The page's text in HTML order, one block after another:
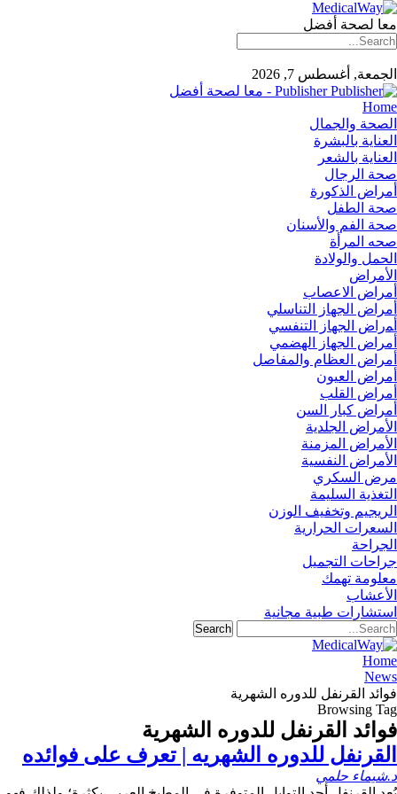
معا لصحة أفضل
الجمعة, أغسطس 7, 2026
Publisher - معا لصحة أفضل
Home
الصحة والجمال
العناية بالبشرة
العناية بالشعر
صحة الرجال
أمراض الذكورة
صحة الطفل
صحة الفم والأسنان
صحه المرأة
الحمل والولادة
الأمراض
أمراض الاعصاب
أمراض الجهاز التناسلي
أﻤراض اﻟﺠﻬﺎز اﻟﺘﻨﻔﺴﻲ
أمراض الجهاز الهضمي
أمراض العظام والمفاصل
أمراض العيون
أمراض القلب
أمراض كبار السن
الأمراض الجلدية
الأمراض المزمنة
الأمراض النفسية
مرض السكري
التغذية السليمة
الريجيم وتخفيف الوزن
السعرات الحرارية
الجراحة
جراحات التجميل
معلومة تهمك
الأعشاب
استشارات طبية مجانية
Home
News
فوائد القرنفل للدوره الشهرية
Browsing Tag
فوائد القرنفل للدوره الشهرية
القرنفل للدوره الشهريه | تعرف على فوائده
د.شيماء حلمي